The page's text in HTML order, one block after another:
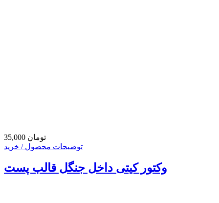
35,000 تومان
توضیحات محصول / خرید
وکتور کیتی داخل جنگل قالب پست